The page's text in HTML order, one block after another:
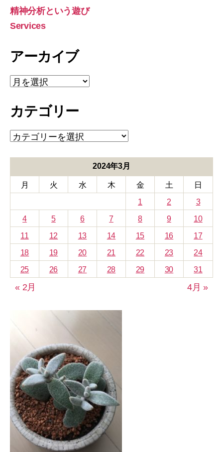
象:
精神分析という遊び
Services
アーカイブ
ア
ー
イ
カテゴリー
カ
テ
ー
2024年3月
月 火 水 木 金 土
日
1
2
3
4
5 6 7 8 9
10
11
12 13 14 15 16
17
18
19 20 21 22 23
24
25
26 27 28 29 30 31
« 2月 4月 »